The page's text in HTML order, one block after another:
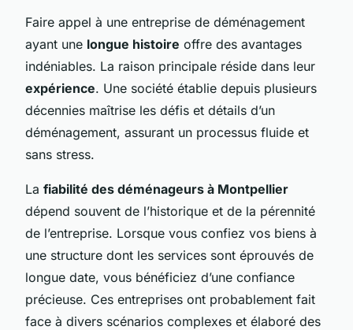
Faire appel à une entreprise de déménagement
ayant une longue histoire offre des avantages
indéniables. La raison principale réside dans leur
expérience. Une société établie depuis plusieurs
décennies maîtrise les défis et détails d’un
déménagement, assurant un processus fluide et
sans stress.
La fiabilité des déménageurs à Montpellier
dépend souvent de l’historique et de la pérennité
de l’entreprise. Lorsque vous confiez vos biens à
une structure dont les services sont éprouvés de
longue date, vous bénéficiez d’une confiance
précieuse. Ces entreprises ont probablement fait
face à divers scénarios complexes et élaboré des